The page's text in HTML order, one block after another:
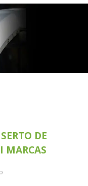
DE
MARCAS